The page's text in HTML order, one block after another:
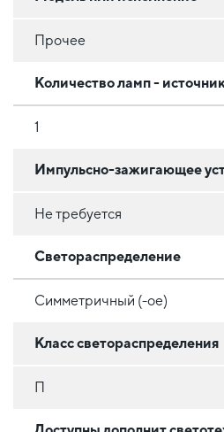
Прочее
Количество ламп -
1
Импульсно-зажигающее
Не требуется
Светораспределение
Симметричный (-ое)
Класс светораспределения
П